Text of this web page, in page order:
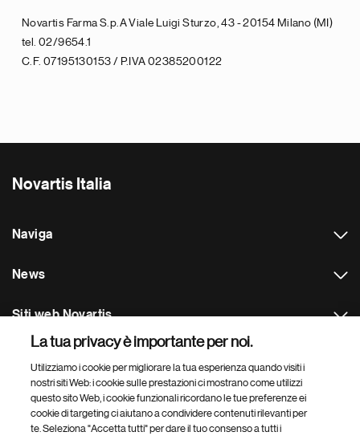
Novartis Farma S.p.A Viale Luigi Sturzo, 43 - 20154 Milano (MI)
tel. 02/9654.1
C.F. 07195130153 / P.IVA 02385200122
Novartis Italia
Naviga
News
Siti web Novartis
Footer Site Search
La tua privacy è importante per noi.
Utilizziamo i cookie per migliorare la tua esperienza quando visiti i
nostri siti Web: i cookie sulle prestazioni ci mostrano come utilizzi
questo sito Web, i cookie funzionali ricordano le tue preferenze ei
cookie di targeting ci aiutano a condividere contenuti rilevanti per
te. Seleziona "Accetta tutti" per dare il tuo consenso a tutti i